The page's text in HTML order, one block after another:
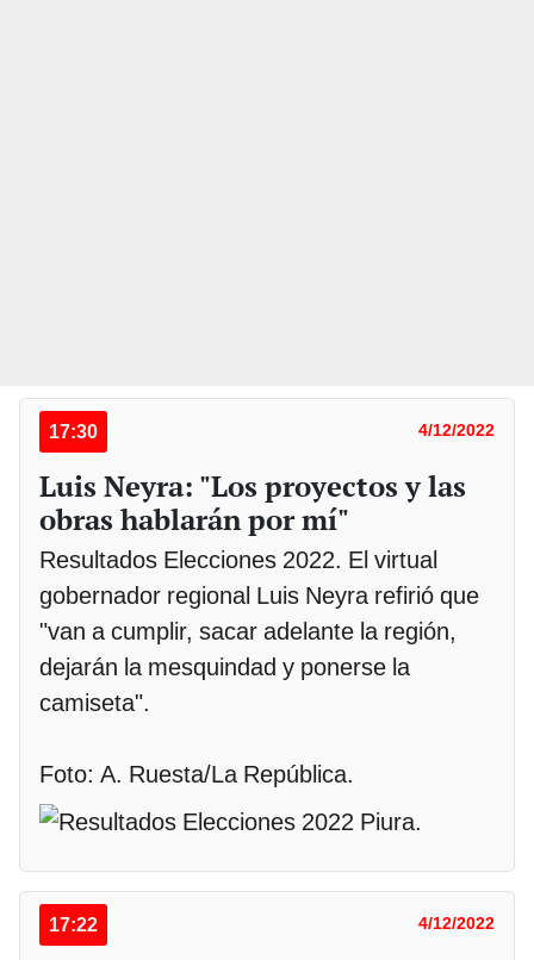
17:30 4/12/2022
Luis Neyra: "Los proyectos y las
obras hablarán por mí"
Resultados Elecciones 2022. El virtual
gobernador regional Luis Neyra refirió que
"van a cumplir, sacar adelante la región,
dejarán la mesquindad y ponerse la
camiseta".
Foto: A. Ruesta/La República.
17:22 4/12/2022